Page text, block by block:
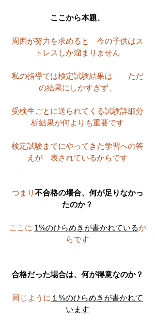
ここから本題、
周囲が努力を求めると　今の子供はス
トレスしか溜まりません
私の指導では検定試験結果は　　ただ
の結果にしかすぎず、
受検生ごとに送られてくる試験詳細分
析結果が何よりも重要です
検定試験までにやってきた学習への答
えが　表されているからです
つまり 不合格の場合、何が足りなかっ
たのか？
ここに 1%のひらめきが書かれているか
らです
合格だった場合は、何が得意なのか？
同じように １%のひらめきが書かれて
います